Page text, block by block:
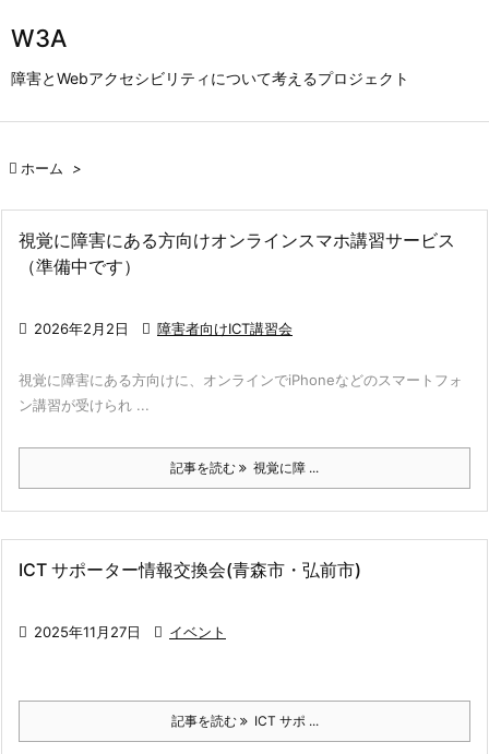
W3A
障害とWebアクセシビリティについて考えるプロジェクト

次へ
 ホーム >
視覚に障害にある方向けオンラインスマホ講習サービス
（準備中です）
 2026年2月2日  障害者向けICT講習会
視覚に障害にある方向けに、オンラインでiPhoneなどのスマートフォ
ン講習が受けられ ...
記事を読む 視覚に障 ...
ICT サポーター情報交換会(青森市・弘前市)
 2025年11月27日  イベント
記事を読む ICT サポ ...